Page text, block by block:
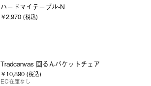
ハードマイテーブル-N
￥2,970 (税込)
Tradcanvas 回るんバケットチェア
￥10,890 (税込)
EC在庫なし